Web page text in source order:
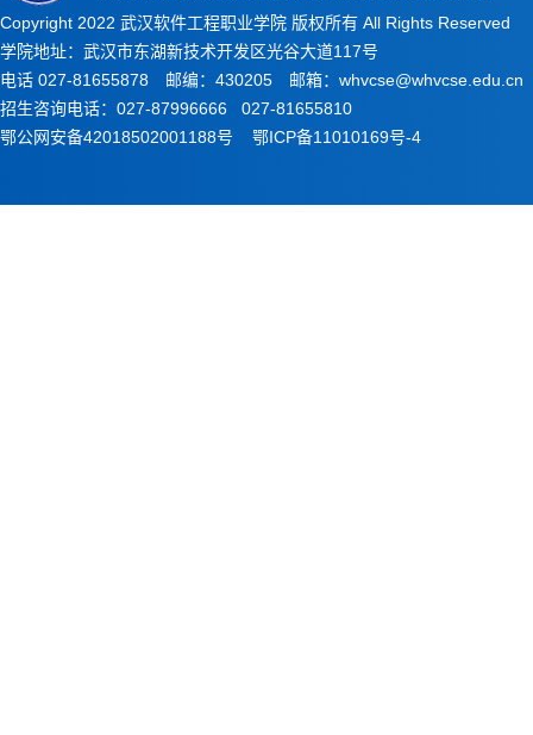
Copyright 2022 武汉软件工程职业学院 版权所有 All Rights Reserved
学院地址：武汉市东湖新技术开发区光谷大道117号
电话 027-81655878 邮编：430205 邮箱：whvcse@whvcse.edu.cn
招生咨询电话：027-87996666 027-81655810
鄂公网安备42018502001188号
鄂ICP备11010169号-4